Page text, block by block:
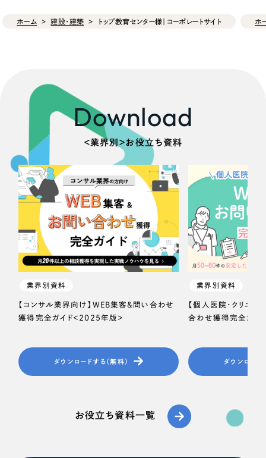
ホーム 建設・建築 トップ教育センター様｜コーポレートサイト ホ
Download
＜業界別＞お役立ち資料
業界別資料
【コンサル業界向け】WEB集客＆問い合わせ
獲得完全ガイド＜2025年版＞
ダウンロードする（無料）
業界別資料
【個人医院・クリニッ
合わせ獲得完全ガイ
ダウンロード
お役立ち資料一覧